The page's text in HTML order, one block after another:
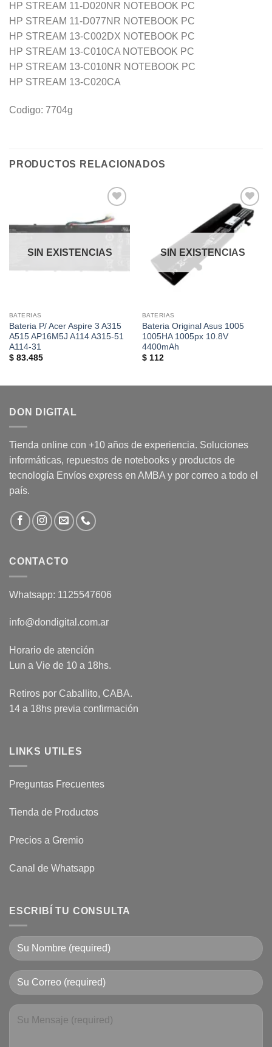
HP STREAM 11-D020NR NOTEBOOK PC
HP STREAM 11-D077NR NOTEBOOK PC
HP STREAM 13-C002DX NOTEBOOK PC
HP STREAM 13-C010CA NOTEBOOK PC
HP STREAM 13-C010NR NOTEBOOK PC
HP STREAM 13-C020CA
Codigo: 7704g
PRODUCTOS RELACIONADOS
Añadir
a la
lista de
SIN EXISTENCIAS
BATERIAS
Bateria P/ Acer Aspire 3 A315
A515 AP16M5J A114 A315-51
A114-31
$83.485
Añadir
a la
lista de
SIN EXISTENCIAS
BATERIAS
Bateria Original Asus 1005
1005HA 1005px 10.8V
4400mAh
$112
DON DIGITAL
Tienda online con +10 años de experiencia. Soluciones
informáticas, repuestos de notebooks y productos de
tecnología Envíos express en AMBA y por correo a todo el
país.
CONTACTO
Whatsapp: 1125547606
info@dondigital.com.ar
Horario de atención
Lun a Vie de 10 a 18hs.
Retiros por Caballito, CABA.
14 a 18hs previa confirmación
LINKS UTILES
Preguntas Frecuentes
Tienda de Productos
Precios a Gremio
Canal de Whatsapp
ESCRIBÍ TU CONSULTA